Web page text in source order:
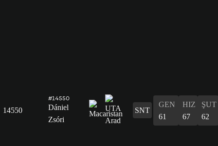
14550
#14550
Dániel
Zsóri
SNT
GEN
61
HIZ
67
ŞUT
62